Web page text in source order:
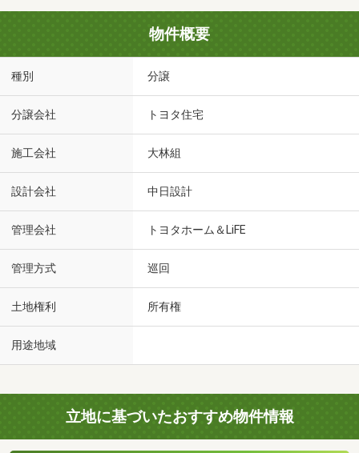
物件概要
種別 分譲
分譲会社 トヨタ住宅
施工会社 大林組
設計会社 中日設計
管理会社 トヨタホーム＆LiFE
管理方式 巡回
土地権利 所有権
用途地域
立地に基づいたおすすめ物件情報